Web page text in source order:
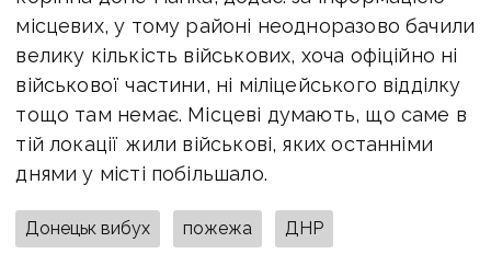
місцевих, у тому районі неодноразово бачили
велику кількість військових, хоча офіційно ні
військової частини, ні міліцейського відділку
тощо там немає. Місцеві думають, що саме в
тій локації жили військові, яких останніми
днями у місті побільшало.
Донецьк вибух пожежа ДНР